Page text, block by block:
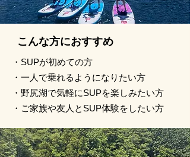
こんな方におすすめ
・SUPが初めての方
・一人で乗れるようになりたい方
・野尻湖で気軽にSUPを楽しみたい方
・ご家族や友人とSUP体験をしたい方